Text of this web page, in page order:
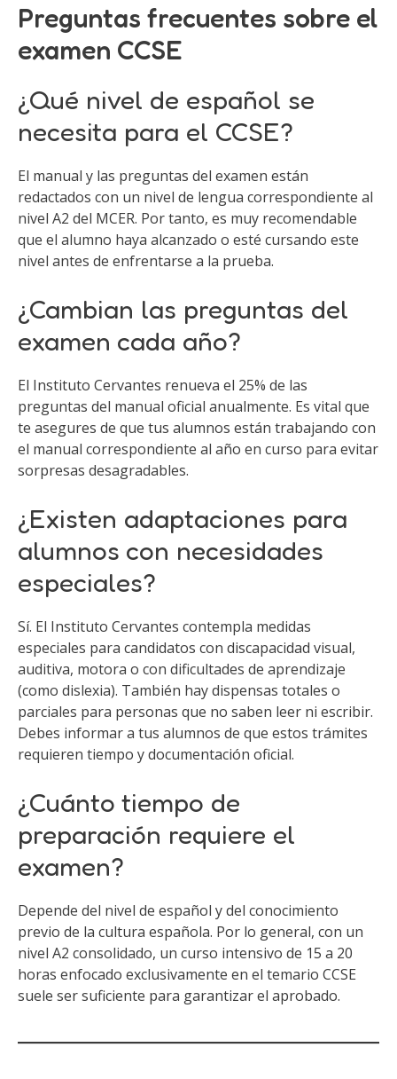
Preguntas frecuentes sobre el
examen CCSE
¿Qué nivel de español se
necesita para el CCSE?
El manual y las preguntas del examen están
redactados con un nivel de lengua correspondiente al
nivel A2 del MCER. Por tanto, es muy recomendable
que el alumno haya alcanzado o esté cursando este
nivel antes de enfrentarse a la prueba.
¿Cambian las preguntas del
examen cada año?
El Instituto Cervantes renueva el 25% de las
preguntas del manual oficial anualmente. Es vital que
te asegures de que tus alumnos están trabajando con
el manual correspondiente al año en curso para evitar
sorpresas desagradables.
¿Existen adaptaciones para
alumnos con necesidades
especiales?
Sí. El Instituto Cervantes contempla medidas
especiales para candidatos con discapacidad visual,
auditiva, motora o con dificultades de aprendizaje
(como dislexia). También hay dispensas totales o
parciales para personas que no saben leer ni escribir.
Debes informar a tus alumnos de que estos trámites
requieren tiempo y documentación oficial.
¿Cuánto tiempo de
preparación requiere el
examen?
Depende del nivel de español y del conocimiento
previo de la cultura española. Por lo general, con un
nivel A2 consolidado, un curso intensivo de 15 a 20
horas enfocado exclusivamente en el temario CCSE
suele ser suficiente para garantizar el aprobado.